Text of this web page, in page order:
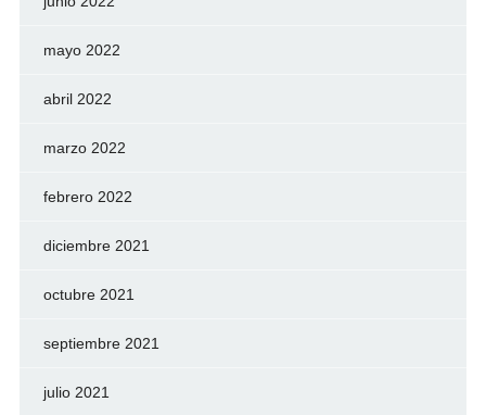
mayo 2022
abril 2022
marzo 2022
febrero 2022
diciembre 2021
octubre 2021
septiembre 2021
julio 2021